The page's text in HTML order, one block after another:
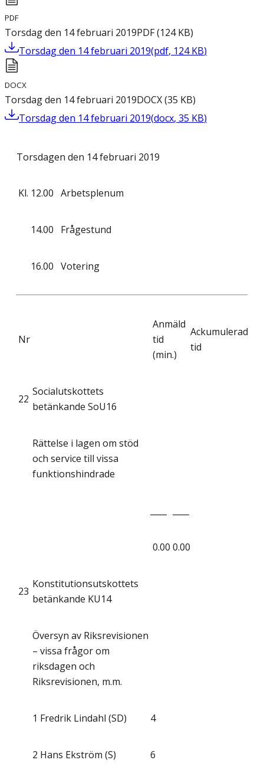
PDF
Torsdag den 14 februari 2019PDF(124 KB)
Torsdag den 14 februari 2019(pdf, 124 KB)
DOCX
Torsdag den 14 februari 2019DOCX(35 KB)
Torsdag den 14 februari 2019(docx, 35 KB)
Torsdagen den 14 februari 2019
Kl. 12.00 Arbetsplenum
14.00 Frågestund
16.00 Votering
Nr
Anmäld
tid
(min.)
Ackumulerad
tid
22
Socialutskottets
betänkande SoU16
Rättelse i lagen om stöd
och service till vissa
funktionshindrade
0.00 0.00
23
Konstitutionsutskottets
betänkande KU14
Översyn av Riksrevisionen
– vissa frågor om
riksdagen och
Riksrevisionen, m.m.
1 Fredrik Lindahl (SD) 4
2 Hans Ekström (S) 6